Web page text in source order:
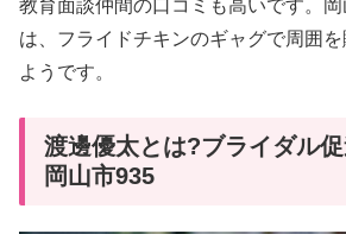
教育面談仲間の口コミも高いです。
は、フライドチキンのギャグで周囲
ようです。
渡邊優太とは?ブライダル
岡山市935